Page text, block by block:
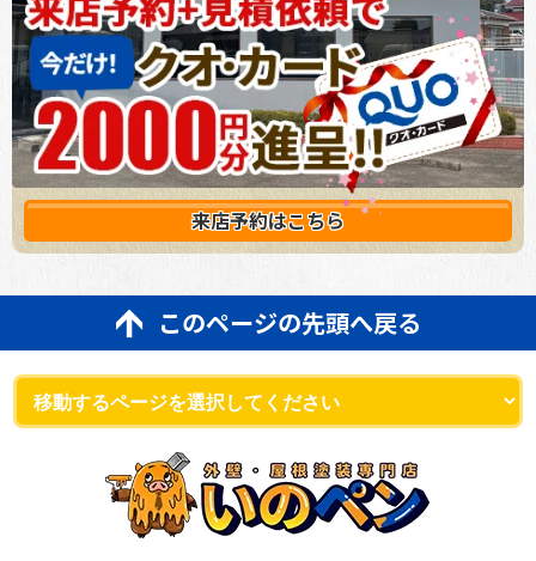
来店予約はこちら
このページの先頭へ戻る